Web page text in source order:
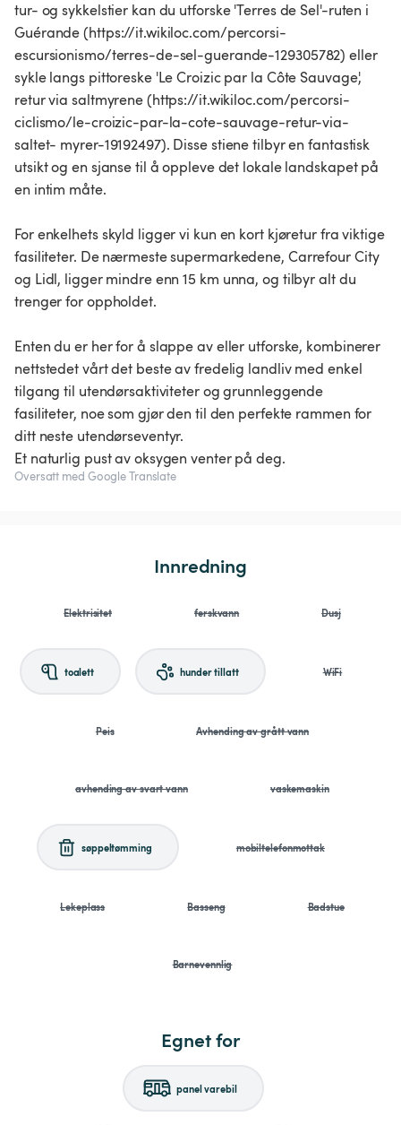
tur- og sykkelstier kan du utforske 'Terres de Sel'-ruten i
Guérande (https://it.wikiloc.com/percorsi-
escursionismo/terres-de-sel-guerande-129305782) eller
sykle langs pittoreske 'Le Croizic par la Côte Sauvage',
retur via saltmyrene (https://it.wikiloc.com/percorsi-
ciclismo/le-croizic-par-la-cote-sauvage-retur-via-
saltet- myrer-19192497). Disse stiene tilbyr en fantastisk
utsikt og en sjanse til å oppleve det lokale landskapet på
en intim måte.
For enkelhets skyld ligger vi kun en kort kjøretur fra viktige
fasiliteter. De nærmeste supermarkedene, Carrefour City
og Lidl, ligger mindre enn 15 km unna, og tilbyr alt du
trenger for oppholdet.
Enten du er her for å slappe av eller utforske, kombinerer
nettstedet vårt det beste av fredelig landliv med enkel
tilgang til utendørsaktiviteter og grunnleggende
fasiliteter, noe som gjør den til den perfekte rammen for
ditt neste utendørseventyr.
Et naturlig pust av oksygen venter på deg.
Oversatt med Google Translate
Innredning
Elektrisitet ferskvann Dusj
toalett hunder tillatt WiFi
Peis Avhending av grått vann
avhending av svart vann vaskemaskin
søppeltømming mobiltelefonmottak
Lekeplass Basseng Badstue
Barnevennlig
Egnet for
panel varebil